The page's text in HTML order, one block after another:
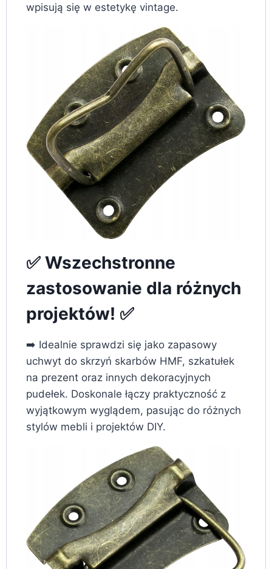
wpisują się w estetykę vintage.
✅ Wszechstronne
zastosowanie dla różnych
projektów! ✅
➡️ Idealnie sprawdzi się jako zapasowy
uchwyt do skrzyń skarbów HMF, szkatułek
na prezent oraz innych dekoracyjnych
pudełek. Doskonale łączy praktyczność z
wyjątkowym wyglądem, pasując do różnych
stylów mebli i projektów DIY.